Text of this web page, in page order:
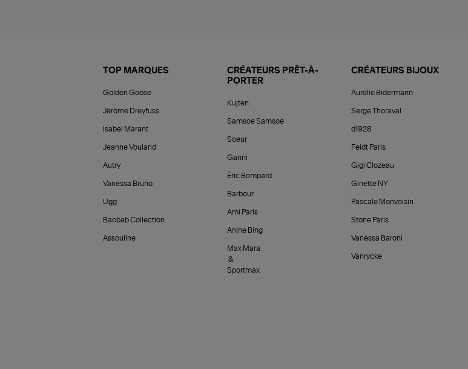
TOP MARQUES
Golden Goose
Jérôme Dreyfuss
Isabel Marant
Jeanne Vouland
Autry
Vanessa Bruno
Ugg
Baobab Collection
Assouline
CRÉATEURS PRÊT-À-
PORTER
Kujten
Samsoe Samsoe
Soeur
Ganni
Éric Bompard
Barbour
Ami Paris
Anine Bing
Max Mara
&
Sportmax
CRÉATEURS BIJOUX
Aurélie Bidermann
Serge Thoraval
d1928
Feidt Paris
Gigi Clozeau
Ginette NY
Pascale Monvoisin
Stone Paris
Vanessa Baroni
Vanrycke